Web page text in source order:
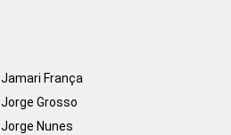
Jamari França
Jorge Grosso
Jorge Nunes